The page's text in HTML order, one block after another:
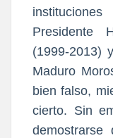
Presidente
(1999-2013)
Maduro
bien falso,
cierto. Sin